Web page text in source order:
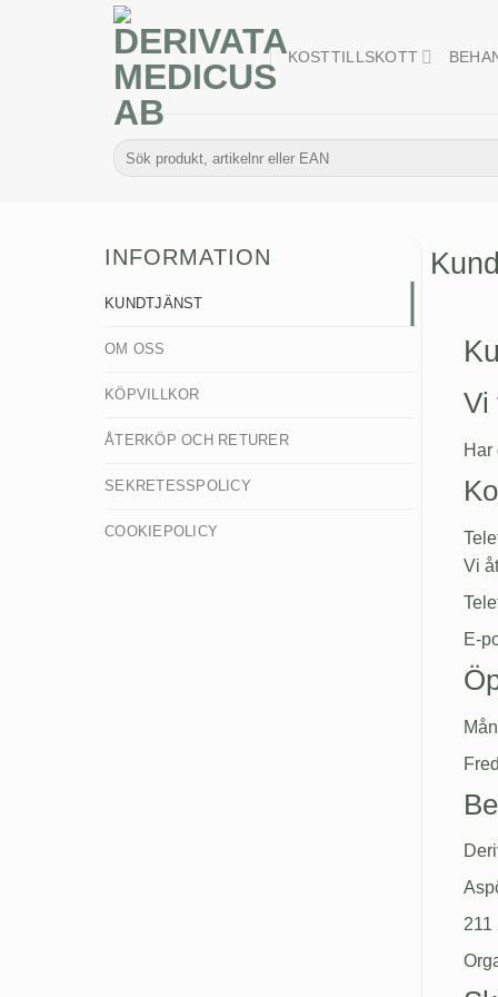
KOSTTILLSKOTT
Sök
efter:
INFORMATION
KUNDTJÄNST
OM OSS
KÖPVILLKOR
ÅTERKÖP OCH RETURER
SEKRETESSPOLICY
COOKIEPOLICY
Vi
Har
Vi
E-
211